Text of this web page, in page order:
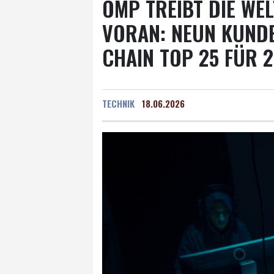
OMP TREIBT DIE
VORAN: NEUN
CHAIN TOP 25 FÜR
TECHNIK 18.06.2026